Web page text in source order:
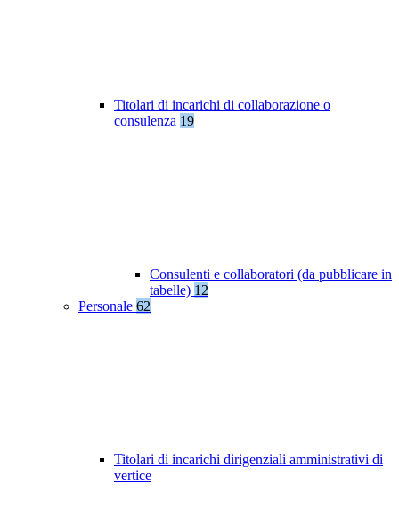
Titolari di incarichi di collaborazione o
consulenza 19
Consulenti e collaboratori (da pubblicare in
tabelle) 12
Personale 62
Titolari di incarichi dirigenziali amministrativi di
vertice